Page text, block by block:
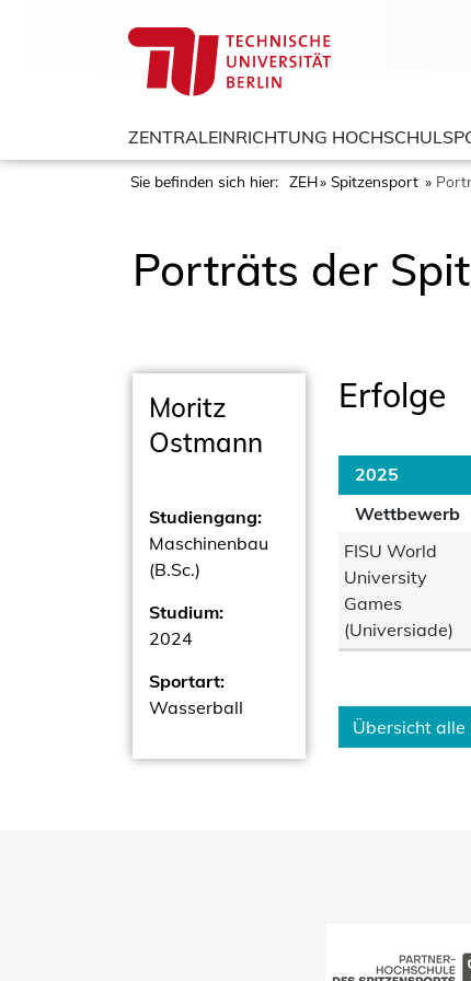
ZENTRALEINRICHTUNG
Sie befinden sich hier: ZEH Spitzensport
Porträts der
Moritz
Ostmann
Studiengang:
Maschinenbau
(B.Sc.)
Studium:
2024
Sportart:
Wasserball
Erfolge
2025
Wettbewerb
FISU World
University
Games
(Universiade)
Übersicht alle